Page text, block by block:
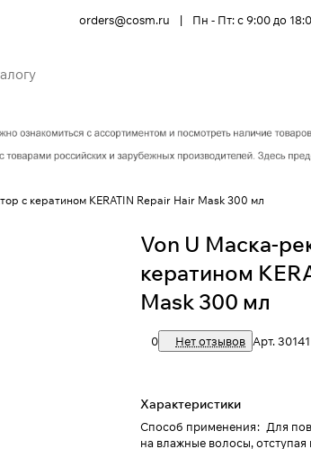
orders@cosm.ru | Пн - Пт: с 9:00 до
с кератином KERATIN Repair Hair Mask 300 мл
Von U Маска-
кератином
Mask 300 мл
0 Нет отзывов Арт.30141
Характеристики
Способ применения: Для
на влажные волосы,